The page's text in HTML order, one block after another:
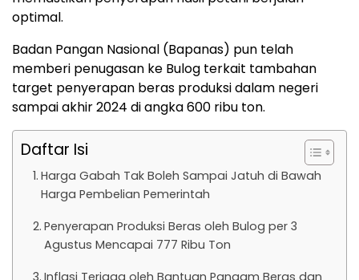
optimal.
Badan Pangan Nasional (Bapanas) pun telah
memberi penugasan ke Bulog terkait tambahan
target penyerapan beras produksi dalam negeri
sampai akhir 2024 di angka 600 ribu ton.
Daftar Isi
Harga Gabah Tak Boleh Sampai Jatuh di Bawah
Harga Pembelian Pemerintah
Penyerapan Produksi Beras oleh Bulog per 3
Agustus Mencapai 777 Ribu Ton